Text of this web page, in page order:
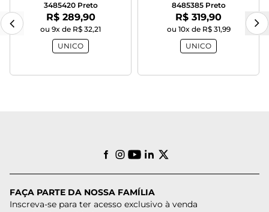
3485420 Preto
Por:
R$ 289,90
ou 9x de R$ 32,21
UNICO
8485385 Preto
Por:
R$ 319,90
ou 10x de R$ 31,99
UNICO
FAÇA PARTE DA NOSSA FAMÍLIA
Inscreva-se para ter acesso exclusivo à venda